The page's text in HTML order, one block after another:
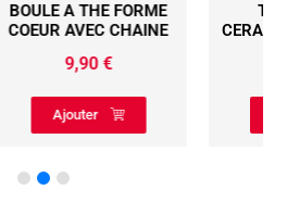
THEIERE UNO
CERAMIQUE ROSE 0,9L
Ajouter